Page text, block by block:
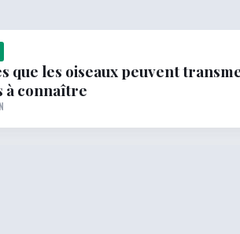
que les oiseaux peuvent
à connaître